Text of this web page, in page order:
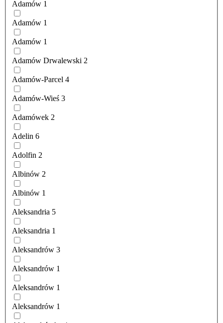
Adamów 1
Adamów 1
Adamów 1
Adamów Drwalewski 2
Adamów-Parcel 4
Adamów-Wieś 3
Adamówek 2
Adelin 6
Adolfin 2
Albinów 2
Albinów 1
Aleksandria 5
Aleksandria 1
Aleksandrów 3
Aleksandrów 1
Aleksandrów 1
Aleksandrów 1